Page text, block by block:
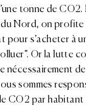
tonne de CO2.
du Nord, on
pour s’acheter à
Or la lutte
nécessairement
sommes
CO2 par